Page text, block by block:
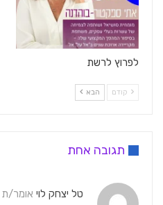
לפרוץ לרשת
קודם הבא
תגובה אחת
טל יצחק לוי אומר/ת